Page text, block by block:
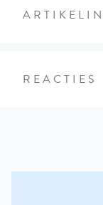
REACTIES